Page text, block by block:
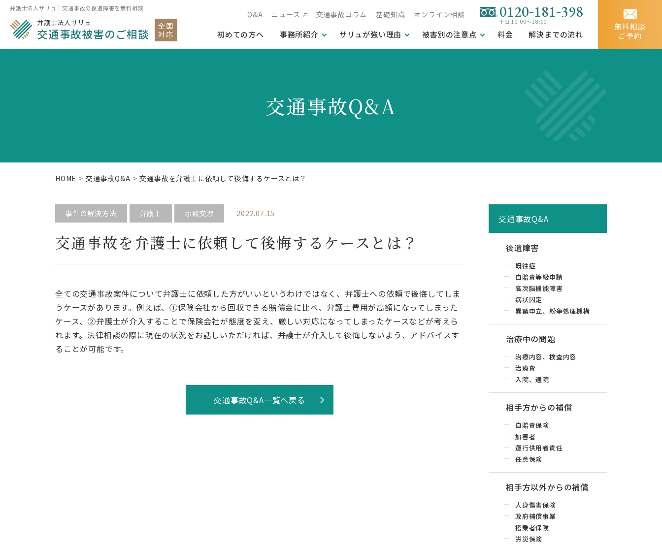
弁護士法人サリュ｜交通事故の後遺障害を無料相談
弁護士法人サリュ
交通事故被害のご相談
全国
対応
Q&A ニュース 交通事故コラム 基礎知識 オンライン相談 0120-181-398
平日 10:00～18:00
無料相談
ご予約
初めての方へ 事務所紹介 サリュが強い理由 被害別の注意点 料金 解決までの流れ
交通事故Q&A
HOME 交通事故Q&A 交通事故を弁護士に依頼して後悔するケースとは？
事件の解決方法 弁護士 示談交渉 2022.07.15
交通事故を弁護士に依頼して後悔するケースとは？
全ての交通事故案件について弁護士に依頼した方がいいというわけではなく、弁護士への依頼で後悔してしま
うケースがあります。例えば、①保険会社から回収できる賠償金に比べ、弁護士費用が高額になってしまった
ケース、②弁護士が介入することで保険会社が態度を変え、厳しい対応になってしまったケースなどが考えら
れます。法律相談の際に現在の状況をお話しいただければ、弁護士が介入して後悔しないよう、アドバイスす
ることが可能です。
交通事故Q&A一覧へ戻る
交通事故Q&A
後遺障害
既往症
自賠責等級申請
高次脳機能障害
病状固定
異議申立、紛争処理機構
治療中の問題
治療内容、検査内容
治療費
入院、通院
相手方からの補償
自賠責保険
加害者
運行供用者責任
任意保険
相手方以外からの補償
人身傷害保険
政府補償事業
搭乗者保険
労災保険